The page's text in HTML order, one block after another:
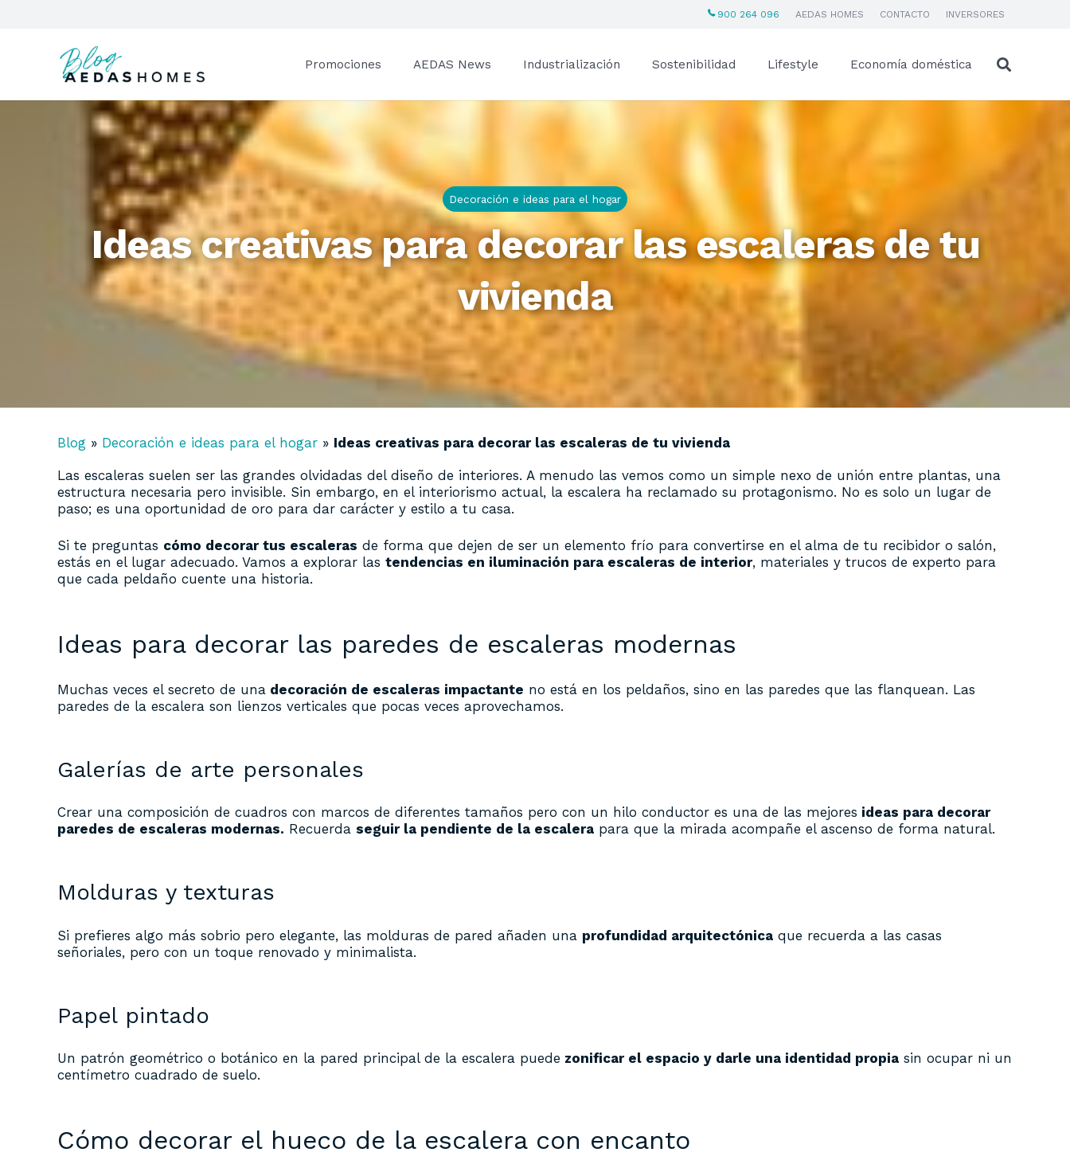
900 264 096 AEDAS HOMES CONTACTO INVERSORES
Promociones AEDAS News Industrialización Sostenibilidad Lifestyle Economía doméstica
Decoración e ideas para el hogar
Ideas creativas para decorar las escaleras de tu
vivienda
Blog » Decoración e ideas para el hogar » Ideas creativas para decorar las escaleras de tu vivienda
Las escaleras suelen ser las grandes olvidadas del diseño de interiores. A menudo las vemos como un simple nexo de unión entre plantas, una
estructura necesaria pero invisible. Sin embargo, en el interiorismo actual, la escalera ha reclamado su protagonismo. No es solo un lugar de
paso; es una oportunidad de oro para dar carácter y estilo a tu casa.
Si te preguntas cómo decorar tus escaleras de forma que dejen de ser un elemento frío para convertirse en el alma de tu recibidor o salón,
estás en el lugar adecuado. Vamos a explorar las tendencias en iluminación para escaleras de interior, materiales y trucos de experto para
que cada peldaño cuente una historia.
Ideas para decorar las paredes de escaleras modernas
Muchas veces el secreto de una decoración de escaleras impactante no está en los peldaños, sino en las paredes que las flanquean. Las
paredes de la escalera son lienzos verticales que pocas veces aprovechamos.
Galerías de arte personales
Crear una composición de cuadros con marcos de diferentes tamaños pero con un hilo conductor es una de las mejores ideas para decorar
paredes de escaleras modernas. Recuerda seguir la pendiente de la escalera para que la mirada acompañe el ascenso de forma natural.
Molduras y texturas
Si prefieres algo más sobrio pero elegante, las molduras de pared añaden una profundidad arquitectónica que recuerda a las casas
señoriales, pero con un toque renovado y minimalista.
Papel pintado
Un patrón geométrico o botánico en la pared principal de la escalera puede zonificar el espacio y darle una identidad propia sin ocupar ni un
centímetro cuadrado de suelo.
Cómo decorar el hueco de la escalera con encanto